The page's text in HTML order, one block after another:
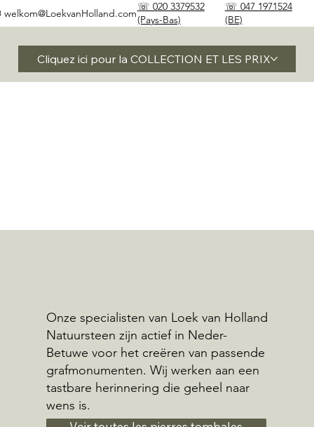
☏ 020 3379532
(Pays-Bas)
☏ 047 1971524
(BE)
welkom@LoekvanHolland.com
Cliquez ici pour la COLLECTION ET LES PRIX
Onze specialisten van Loek van Holland
Natuursteen zijn actief in Neder-
Betuwe voor het creëren van passende
grafmonumenten. Wij werken aan een
tastbare herinnering die geheel naar
wens is.